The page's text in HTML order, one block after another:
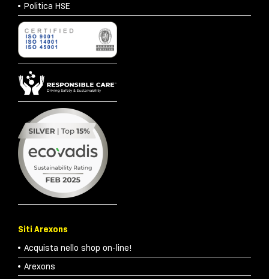
Politica HSE
Siti Arexons
Acquista nello shop on-line!
Arexons